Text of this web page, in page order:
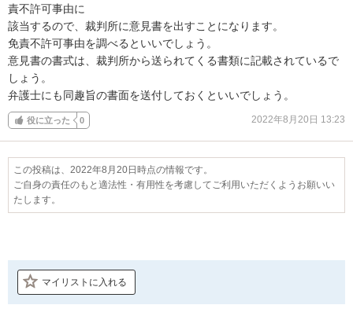
責不許可事由に
該当するので、裁判所に意見書を出すことになります。
免責不許可事由を調べるといいでしょう。
意見書の書式は、裁判所から送られてくる書類に記載されているで
しょう。
弁護士にも同趣旨の書面を送付しておくといいでしょう。
役に立った 0 2022年8月20日 13:23
この投稿は、2022年8月20日時点の情報です。
ご自身の責任のもと適法性・有用性を考慮してご利用いただくようお願いい
たします。
マイリストに入れる